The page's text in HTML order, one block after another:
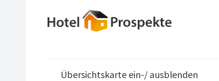
Übersichtskarte ein-/ ausblenden